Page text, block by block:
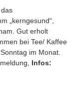
„kerngesund“,
Gut erholt
bei Tee/ Kaffee
im Monat.
Infos: